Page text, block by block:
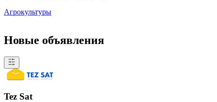
Агрокультуры
Новые объявления
Tez Sat